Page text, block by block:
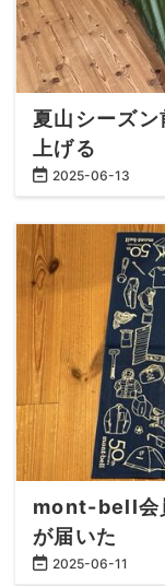
2025-06-13
夏山シーズ
上げる
2025-06-11
mont-bell会
が届いた